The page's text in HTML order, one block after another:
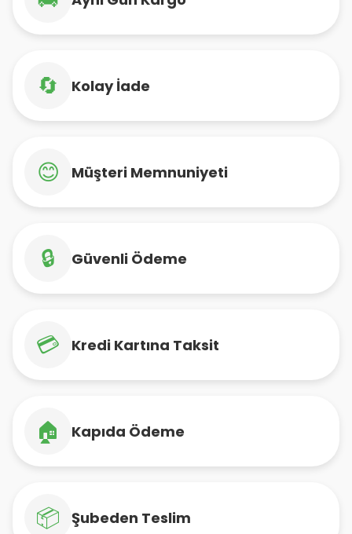
🔄 Kolay İade
😊 Müşteri Memnuniyeti
🔒 Güvenli Ödeme
💳 Kredi Kartına Taksit
🏠 Kapıda Ödeme
📦 Şubeden Teslim